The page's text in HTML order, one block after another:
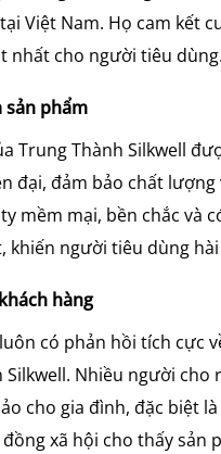
Việt Nam. Họ cam kết
nhất cho người tiêu dùng.
sản phẩm
Trung Thành Silkwell
đại, đảm bảo chất
mềm mại, bền chắc và
khiến người tiêu dùng
hàng
có phản hồi tích cực
Silkwell. Nhiều người cho
cho gia đình, đặc biệt
xã hội cho thấy sản